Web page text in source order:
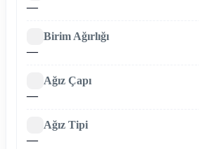
—
Birim Ağırlığı
—
Ağız Çapı
—
Ağız Tipi
—